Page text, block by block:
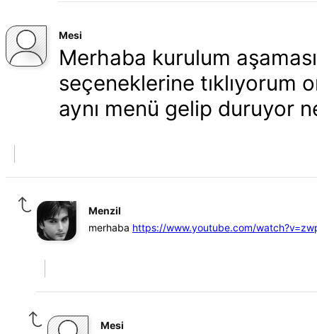
Mesi
Merhaba kurulum
seçeneklerine tıklıyorum
aynı menü gelip duruyor
Menzil
merhaba https://www.youtube.com/
Mesi